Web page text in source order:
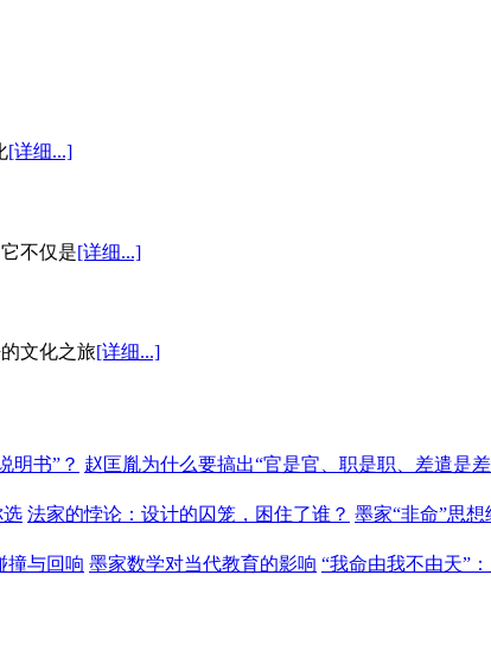
[详细...]
不仅是[详细...]
文化之旅[详细...]
明书”？ 赵匡胤为什么要搞出“官是官、职是职、差遣是
选 法家的悖论：设计的囚笼，困住了谁？ 墨家“非命”思
撞与回响 墨家数学对当代教育的影响 “我命由我不由天”